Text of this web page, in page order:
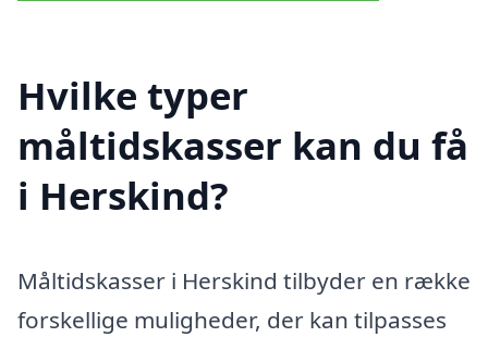
Hvilke typer
måltidskasser kan du få
i Herskind?
Måltidskasser i Herskind tilbyder en række
forskellige muligheder, der kan tilpasses